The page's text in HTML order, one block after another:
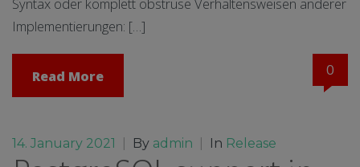
Implementierungen: […]
Read More 0
14. January 2021 By admin In Release